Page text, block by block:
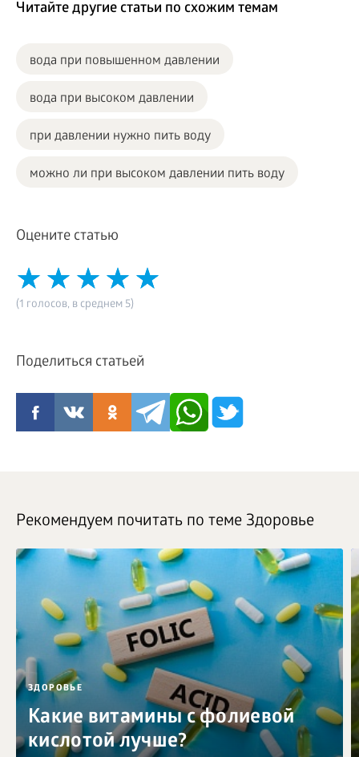
Читайте другие статьи по схожим темам
вода при повышенном давлении
вода при высоком давлении
при давлении нужно пить воду
можно ли при высоком давлении пить воду
Оцените статью
(1 голосов, в среднем 5)
Поделиться статьей
Рекомендуем почитать по теме Здоровье
ЗДОРОВЬЕ
Какие витамины с фолиевой
кислотой лучше?